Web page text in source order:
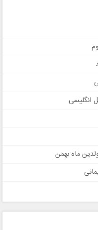
انگلیسی
ماه بهمن